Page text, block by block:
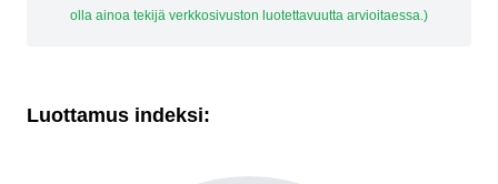
olla ainoa tekijä verkkosivuston luotettavuutta arvioitaessa.)
Luottamus indeksi: